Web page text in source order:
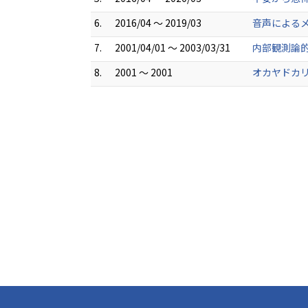
6.
2016/04 ～ 2019/03
音声による
7.
2001/04/01 ～ 2003/03/31
内部観測論
8.
2001 ～ 2001 オカヤドカ